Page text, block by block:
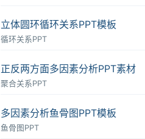
立体圆环循环关系PPT模板
循环关系PPT
正反两方面多因素分析PPT素材
聚合关系PPT
多因素分析鱼骨图PPT模板
鱼骨图PPT